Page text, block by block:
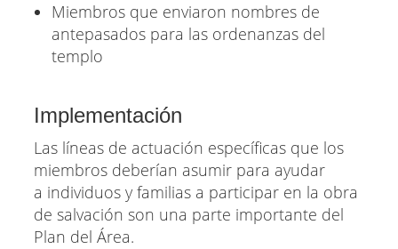
Miembros que enviaron nombres de
antepasados para las ordenanzas del
templo
Implementación
Las líneas de actuación específicas que los
miembros deberían asumir para ayudar
a individuos y familias a participar en la obra
de salvación son una parte importante del
Plan del Área.